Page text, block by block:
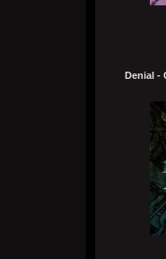
А вы
Denial -